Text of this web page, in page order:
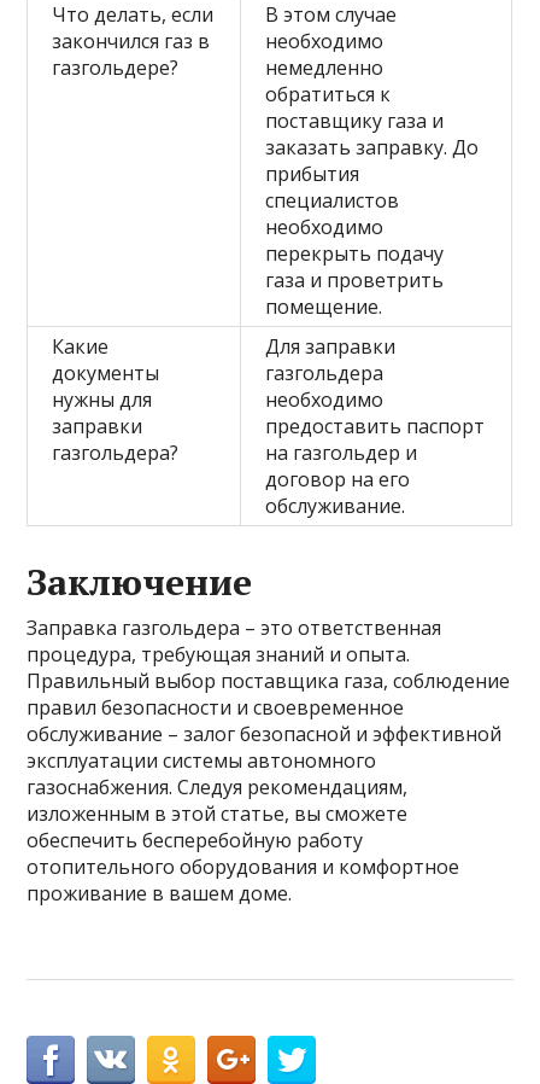
Что делать, если
закончился газ в
газгольдере?
В этом случае
необходимо
немедленно
обратиться к
поставщику газа и
заказать заправку. До
прибытия
специалистов
необходимо
перекрыть подачу
газа и проветрить
помещение.
Какие
документы
нужны для
заправки
газгольдера?
Для заправки
газгольдера
необходимо
предоставить паспорт
на газгольдер и
договор на его
обслуживание.
Заключение
Заправка газгольдера – это ответственная
процедура, требующая знаний и опыта.
Правильный выбор поставщика газа, соблюдение
правил безопасности и своевременное
обслуживание – залог безопасной и эффективной
эксплуатации системы автономного
газоснабжения. Следуя рекомендациям,
изложенным в этой статье, вы сможете
обеспечить бесперебойную работу
отопительного оборудования и комфортное
проживание в вашем доме.